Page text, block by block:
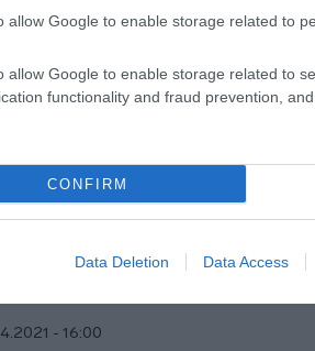
allow Google to enable storage related to
allow Google to enable storage related to
functionality and fraud prevention,
CONFIRM
Data Deletion Data Access
- 20:00
κάρτα Ασυλίας
- 16:00